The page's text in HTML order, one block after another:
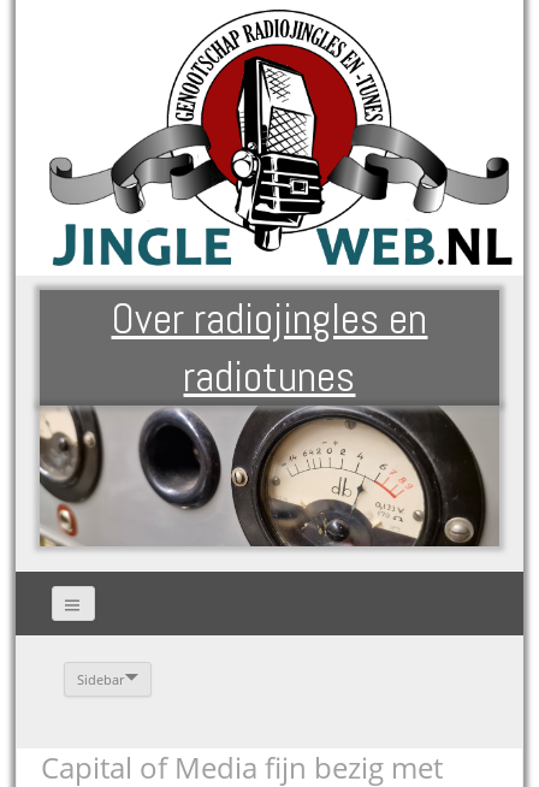
Over radiojingles en
radiotunes
Sidebar
Capital of Media fijn bezig met